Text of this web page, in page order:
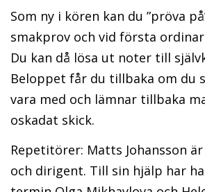
Som ny i kören kan du ”pröva
smakprov och vid första
Du kan då lösa ut noter till
Beloppet får du tillbaka om du
vara med och lämnar tillbaka
oskadat skick.
Repetitörer: Matts Johansson
och dirigent. Till sin hjälp har